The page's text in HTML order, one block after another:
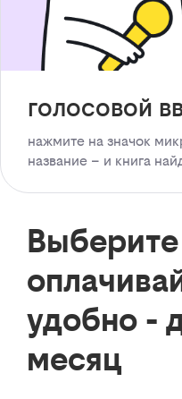
голосовой
нажмите на значок
название – и книга
удобно -
месяц